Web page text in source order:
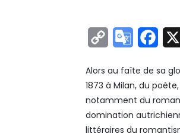
Copy Google
Alors au faîte de sa
1873 à Milan, du
notamment du roman
domination
littéraires du